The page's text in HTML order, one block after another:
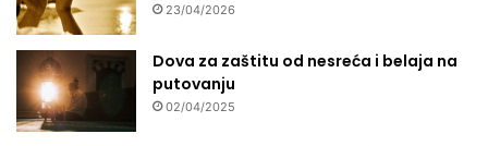
23/04/2026
Dova za zaštitu od nesreća i belaja na
putovanju
02/04/2025